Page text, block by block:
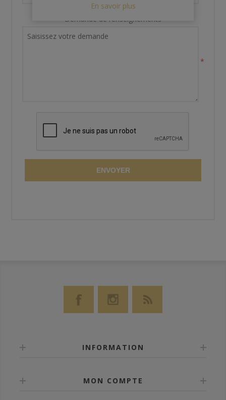
Demande de renseignements
*
ENVOYER
INFORMATION
MON COMPTE
En savoir plus